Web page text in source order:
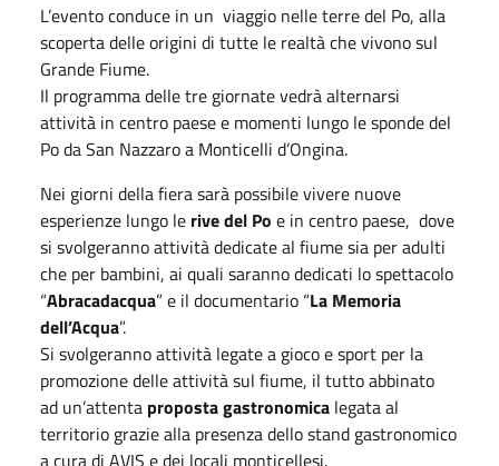
L’evento conduce in un viaggio nelle terre del Po, alla
scoperta delle origini di tutte le realtà che vivono sul
Grande Fiume.
Il programma delle tre giornate vedrà alternarsi
attività in centro paese e momenti lungo le sponde del
Po da San Nazzaro a Monticelli d’Ongina.
Nei giorni della fiera sarà possibile vivere nuove
esperienze lungo le rive del Po e in centro paese, dove
si svolgeranno attività dedicate al fiume sia per adulti
che per bambini, ai quali saranno dedicati lo spettacolo
“Abracadacqua” e il documentario “La Memoria
dell’Acqua”.
Si svolgeranno attività legate a gioco e sport per la
promozione delle attività sul fiume, il tutto abbinato
ad un’attenta proposta gastronomica legata al
territorio grazie alla presenza dello stand gastronomico
a cura di AVIS e dei locali monticellesi.